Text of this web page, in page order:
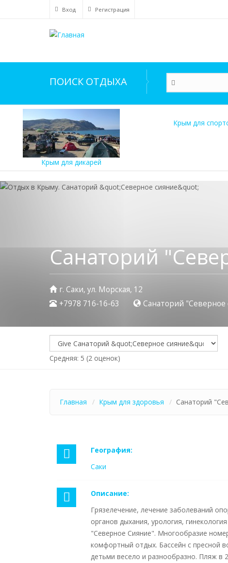
Вход Регистрация
ПОИСК ОТДЫХА
Крым для дикарей
Крым для
Санаторий
г. Саки, ул. Морская, 12
+7978 716-16-63
Санаторий "Северное
Средняя: 5 (2 оценок)
Главная Крым для здоровья Санаторий
География:
Саки
Описание:
Грязелечение, лечение заболеваний
органов дыхания, урология,
"Северное Сияние". Многообразие
комфортный отдых. Бассейн с пресной
детьми весело и разнообразно. Пляж в